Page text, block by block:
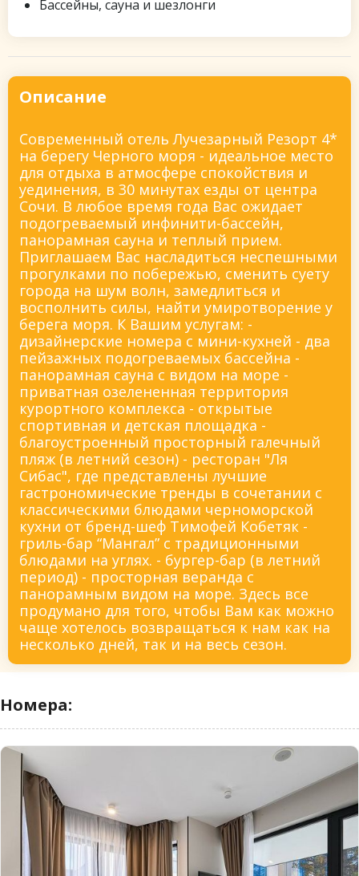
Бассейны, сауна и шезлонги
Описание
Современный отель Лучезарный Резорт 4*
на берегу Черного моря - идеальное место
для отдыха в атмосфере спокойствия и
уединения, в 30 минутах езды от центра
Сочи. В любое время года Вас ожидает
подогреваемый инфинити-бассейн,
панорамная сауна и теплый прием.
Приглашаем Вас насладиться неспешными
прогулками по побережью, сменить суету
города на шум волн, замедлиться и
восполнить силы, найти умиротворение у
берега моря. К Вашим услугам: -
дизайнерские номера с мини-кухней - два
пейзажных подогреваемых бассейна -
панорамная сауна с видом на море -
приватная озелененная территория
курортного комплекса - открытые
спортивная и детская площадка -
благоустроенный просторный галечный
пляж (в летний сезон) - ресторан "Ля
Сибас", где представлены лучшие
гастрономические тренды в сочетании с
классическими блюдами черноморской
кухни от бренд-шеф Тимофей Кобетяк -
гриль-бар “Мангал” с традиционными
блюдами на углях. - бургер-бар (в летний
период) - просторная веранда с
панорамным видом на море. Здесь все
продумано для того, чтобы Вам как можно
чаще хотелось возвращаться к нам как на
несколько дней, так и на весь сезон.
Номера: